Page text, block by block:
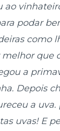
ao
podar
como
que
a
Depois
a
uvas! E